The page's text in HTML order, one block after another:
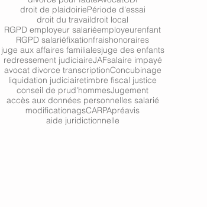
droit de plaidoiriePériode d'essai
droit du travaildroit local
RGPD employeur salariéemployeurenfant
RGPD salariéfixationfraishonoraires
juge aux affaires familialesjuge des enfants
redressement judiciaireJAFsalaire impayé
avocat divorce transcriptionConcubinage
liquidation judiciairetimbre fiscal justice
conseil de prud'hommesJugement
accès aux données personnelles salarié
modificationagsCARPApréavis
aide juridictionnelle